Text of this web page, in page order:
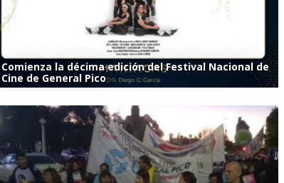
Comienza la décima edición del Festival Nacional de
Cine de General Pico